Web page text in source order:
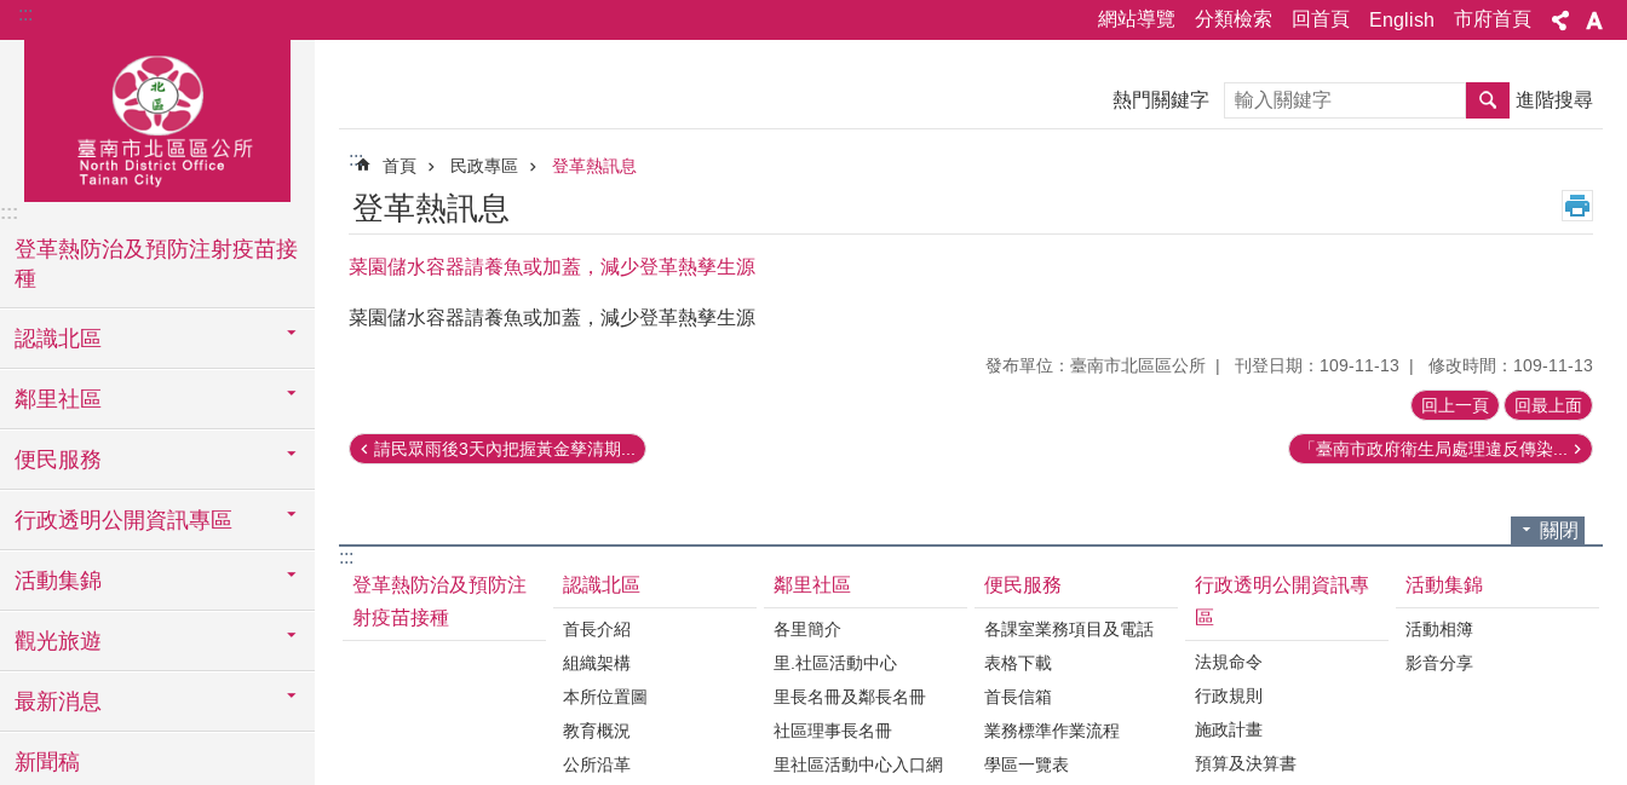
跳到主要內容區塊
::: 網站導覽 分類檢索 回首頁 English 市府首頁
:::
登革熱防治及預防注射疫苗接
種
認識北區
鄰里社區
便民服務
行政透明公開資訊專區
活動集錦
觀光旅遊
最新消息
新聞稿
熱門關鍵字 搜尋 進階搜尋
::: 首頁 民政專區 登革熱訊息
登革熱訊息
菜園儲水容器請養魚或加蓋，減少登革熱孳生源
菜園儲水容器請養魚或加蓋，減少登革熱孳生源
發布單位：臺南市北區區公所 刊登日期：109-11-13 修改時間：109-11-13
回上一頁 回最上面
請民眾雨後3天內把握黃金孳清期... 「臺南市政府衛生局處理違反傳染...
關閉
:::
登革熱防治及預防注
射疫苗接種
認識北區
首長介紹
組織架構
本所位置圖
教育概況
公所沿革
鄰里社區
各里簡介
里.社區活動中心
里長名冊及鄰長名冊
社區理事長名冊
里社區活動中心入口網
便民服務
各課室業務項目及電話
表格下載
首長信箱
業務標準作業流程
學區一覽表
行政透明公開資訊專
區
法規命令
行政規則
施政計畫
預算及決算書
活動集錦
活動相簿
影音分享